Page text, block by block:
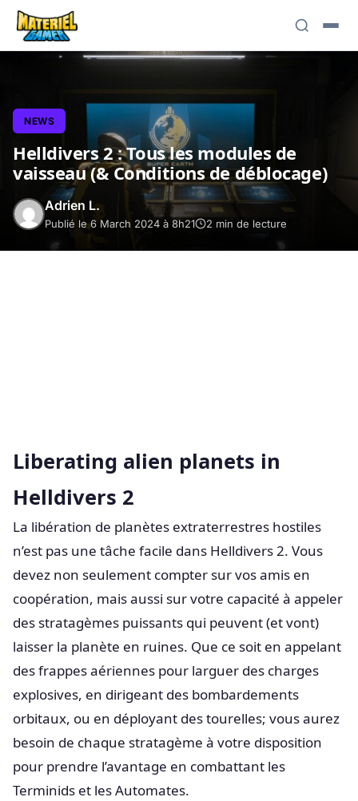
NEWS
Helldivers 2 : Tous les modules de
vaisseau (& Conditions de déblocage)
Adrien L.
Publié le 6 March 2024 à 8h21 2 min de lecture
Liberating alien planets in
Helldivers 2
La libération de planètes extraterrestres hostiles
n’est pas une tâche facile dans Helldivers 2. Vous
devez non seulement compter sur vos amis en
coopération, mais aussi sur votre capacité à appeler
des stratagèmes puissants qui peuvent (et vont)
laisser la planète en ruines. Que ce soit en appelant
des frappes aériennes pour larguer des charges
explosives, en dirigeant des bombardements
orbitaux, ou en déployant des tourelles; vous aurez
besoin de chaque stratagème à votre disposition
pour prendre l’avantage en combattant les
Terminids et les Automates.